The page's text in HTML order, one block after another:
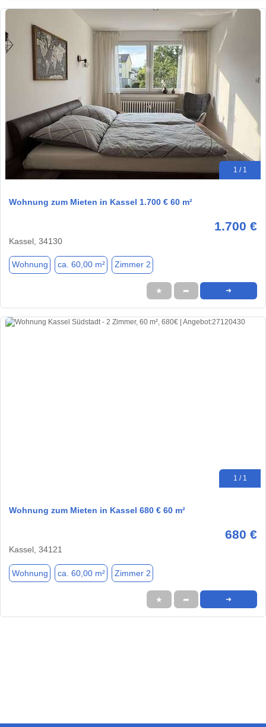
1 / 1
Wohnung zum Mieten in Kassel 1.700 € 60 m²
1.700 €
Kassel, 34130
Wohnung ca. 60,00 m² Zimmer 2
★ ➦ ➜
1 / 1
Wohnung zum Mieten in Kassel 680 € 60 m²
680 €
Kassel, 34121
Wohnung ca. 60,00 m² Zimmer 2
★ ➦ ➜